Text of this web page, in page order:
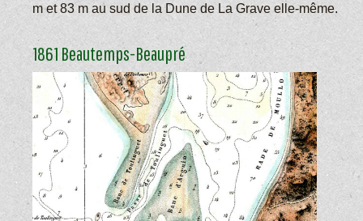
m et 83 m au sud de la Dune de La Grave elle-même.
1861 Beautemps-Beaupré